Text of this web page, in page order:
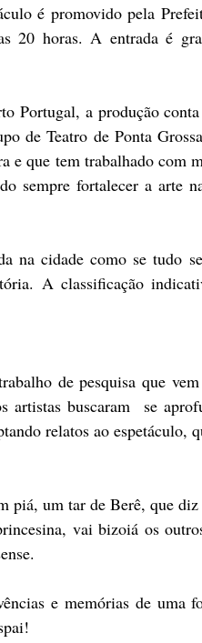
é promovido pela
20 horas. A entrada é
Portugal, a produção
de Teatro de Ponta
e que tem trabalhado com
sempre fortalecer a arte
na cidade como se tudo
A classificação
de pesquisa que
buscaram  se
relatos ao espetáculo,
piá, um tar de Berê, que diz
vai bizoiá os
e memórias de uma